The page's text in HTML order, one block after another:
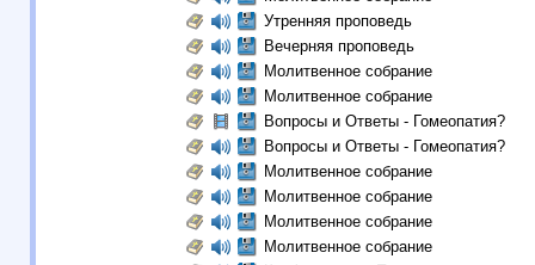
Утренняя проповедь
Вечерняя проповедь
Молитвенное собрание
Молитвенное собрание
Вопросы и Ответы - Гомеопатия?
Вопросы и Ответы - Гомеопатия?
Молитвенное собрание
Молитвенное собрание
Молитвенное собрание
Молитвенное собрание